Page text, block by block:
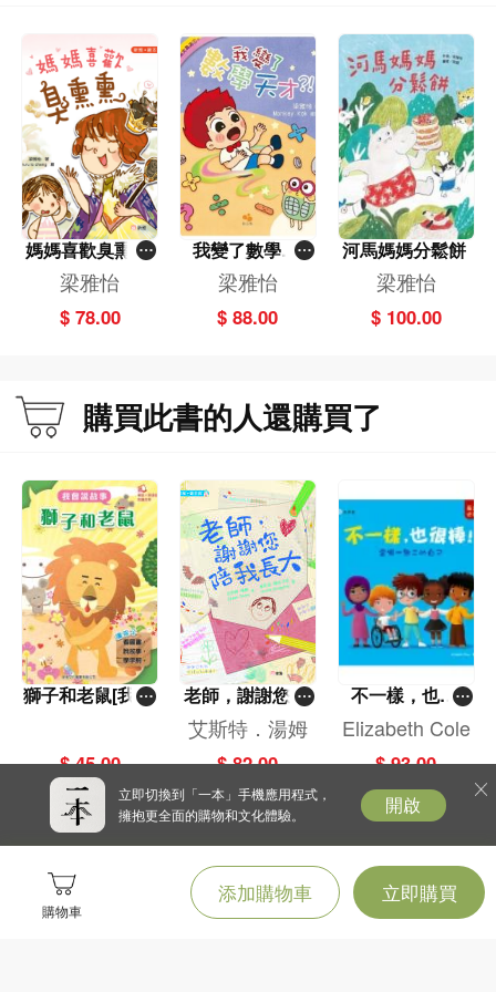
購物車
添加購物車 立即購買
媽媽喜歡臭熏熏
[新雅‧繪本館]
梁雅怡
$ 78.00
我變了數學天
才?！
梁雅怡
$ 88.00
河馬媽媽分鬆餅
梁雅怡
$ 100.00
購買此書的人還購買了
獅子和老鼠[我會
$ 45.00
老師，謝謝您陪
我長大[新雅．繪
本館]
艾斯特．湯姆
$ 82.00
不一樣，也很
棒！當獨一無二
Elizabeth Cole
$ 93.00
立即切換到「一本」手機應用程式，
擁抱更全面的購物和文化體驗。
開啟